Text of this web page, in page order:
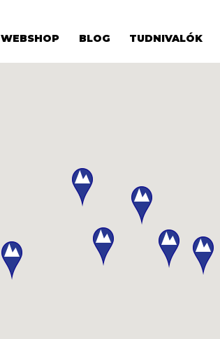
WEBSHOP BLOG TUDNIVALÓK